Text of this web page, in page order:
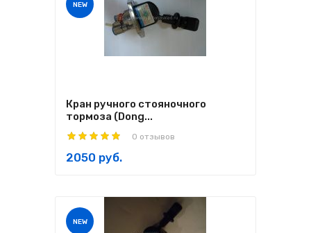
NEW
Кран ручного стояночного
тормоза (Dong...
0 отзывов
2050 руб.
NEW